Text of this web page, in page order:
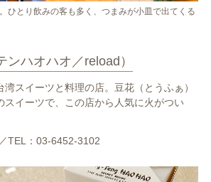
ひとり飲みの客も多く、つまみが小皿で出てくる
ンハオハオ／reload）
スイーツと料理の店。豆花（とうふぁ）
スイーツで、この店から人気に火がつい
TEL：03-6452-3102